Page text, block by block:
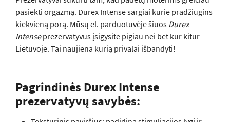
pasiekti orgazmą. Durex Intense sargiai kurie pradžiugins
kiekvieną porą. Mūsų el. parduotuvėje šiuos Durex
Intenseprezervatyvus įsigysite pigiau nei bet kur kitur
Lietuvoje. Tai naujiena kurią privalai išbandyti!
Pagrindinės Durex Intense
prezervatyvų savybės: